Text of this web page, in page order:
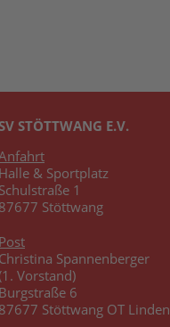
STÖTTWANG E.V.
Halle & Sportplatz
Schulstraße 1
87677 Stöttwang
Post
Christina Spannenberger
Vorstand)
Burgstraße 6
87677 Stöttwang OT Linden